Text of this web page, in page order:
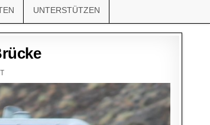
UNTERSTÜTZEN